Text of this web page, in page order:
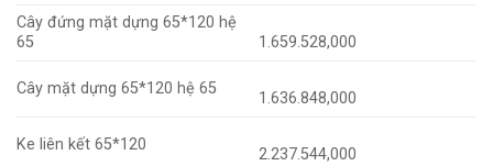
Cây đứng mặt dựng 65*120 hệ
65
1.659.528,000
Cây mặt dựng 65*120 hệ 65
1.636.848,000
Ke liên kết 65*120
2.237.544,000